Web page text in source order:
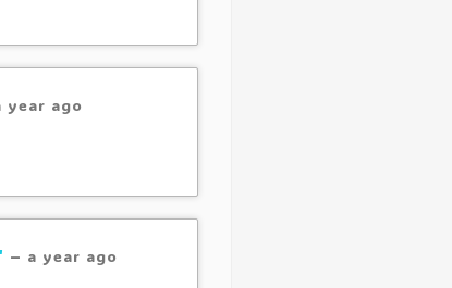
year ago
– a year ago